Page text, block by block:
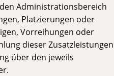
Administrationsbereich
Platzierungen oder
Vorreihungen oder
dieser Zusatzleistungen
über den jeweils